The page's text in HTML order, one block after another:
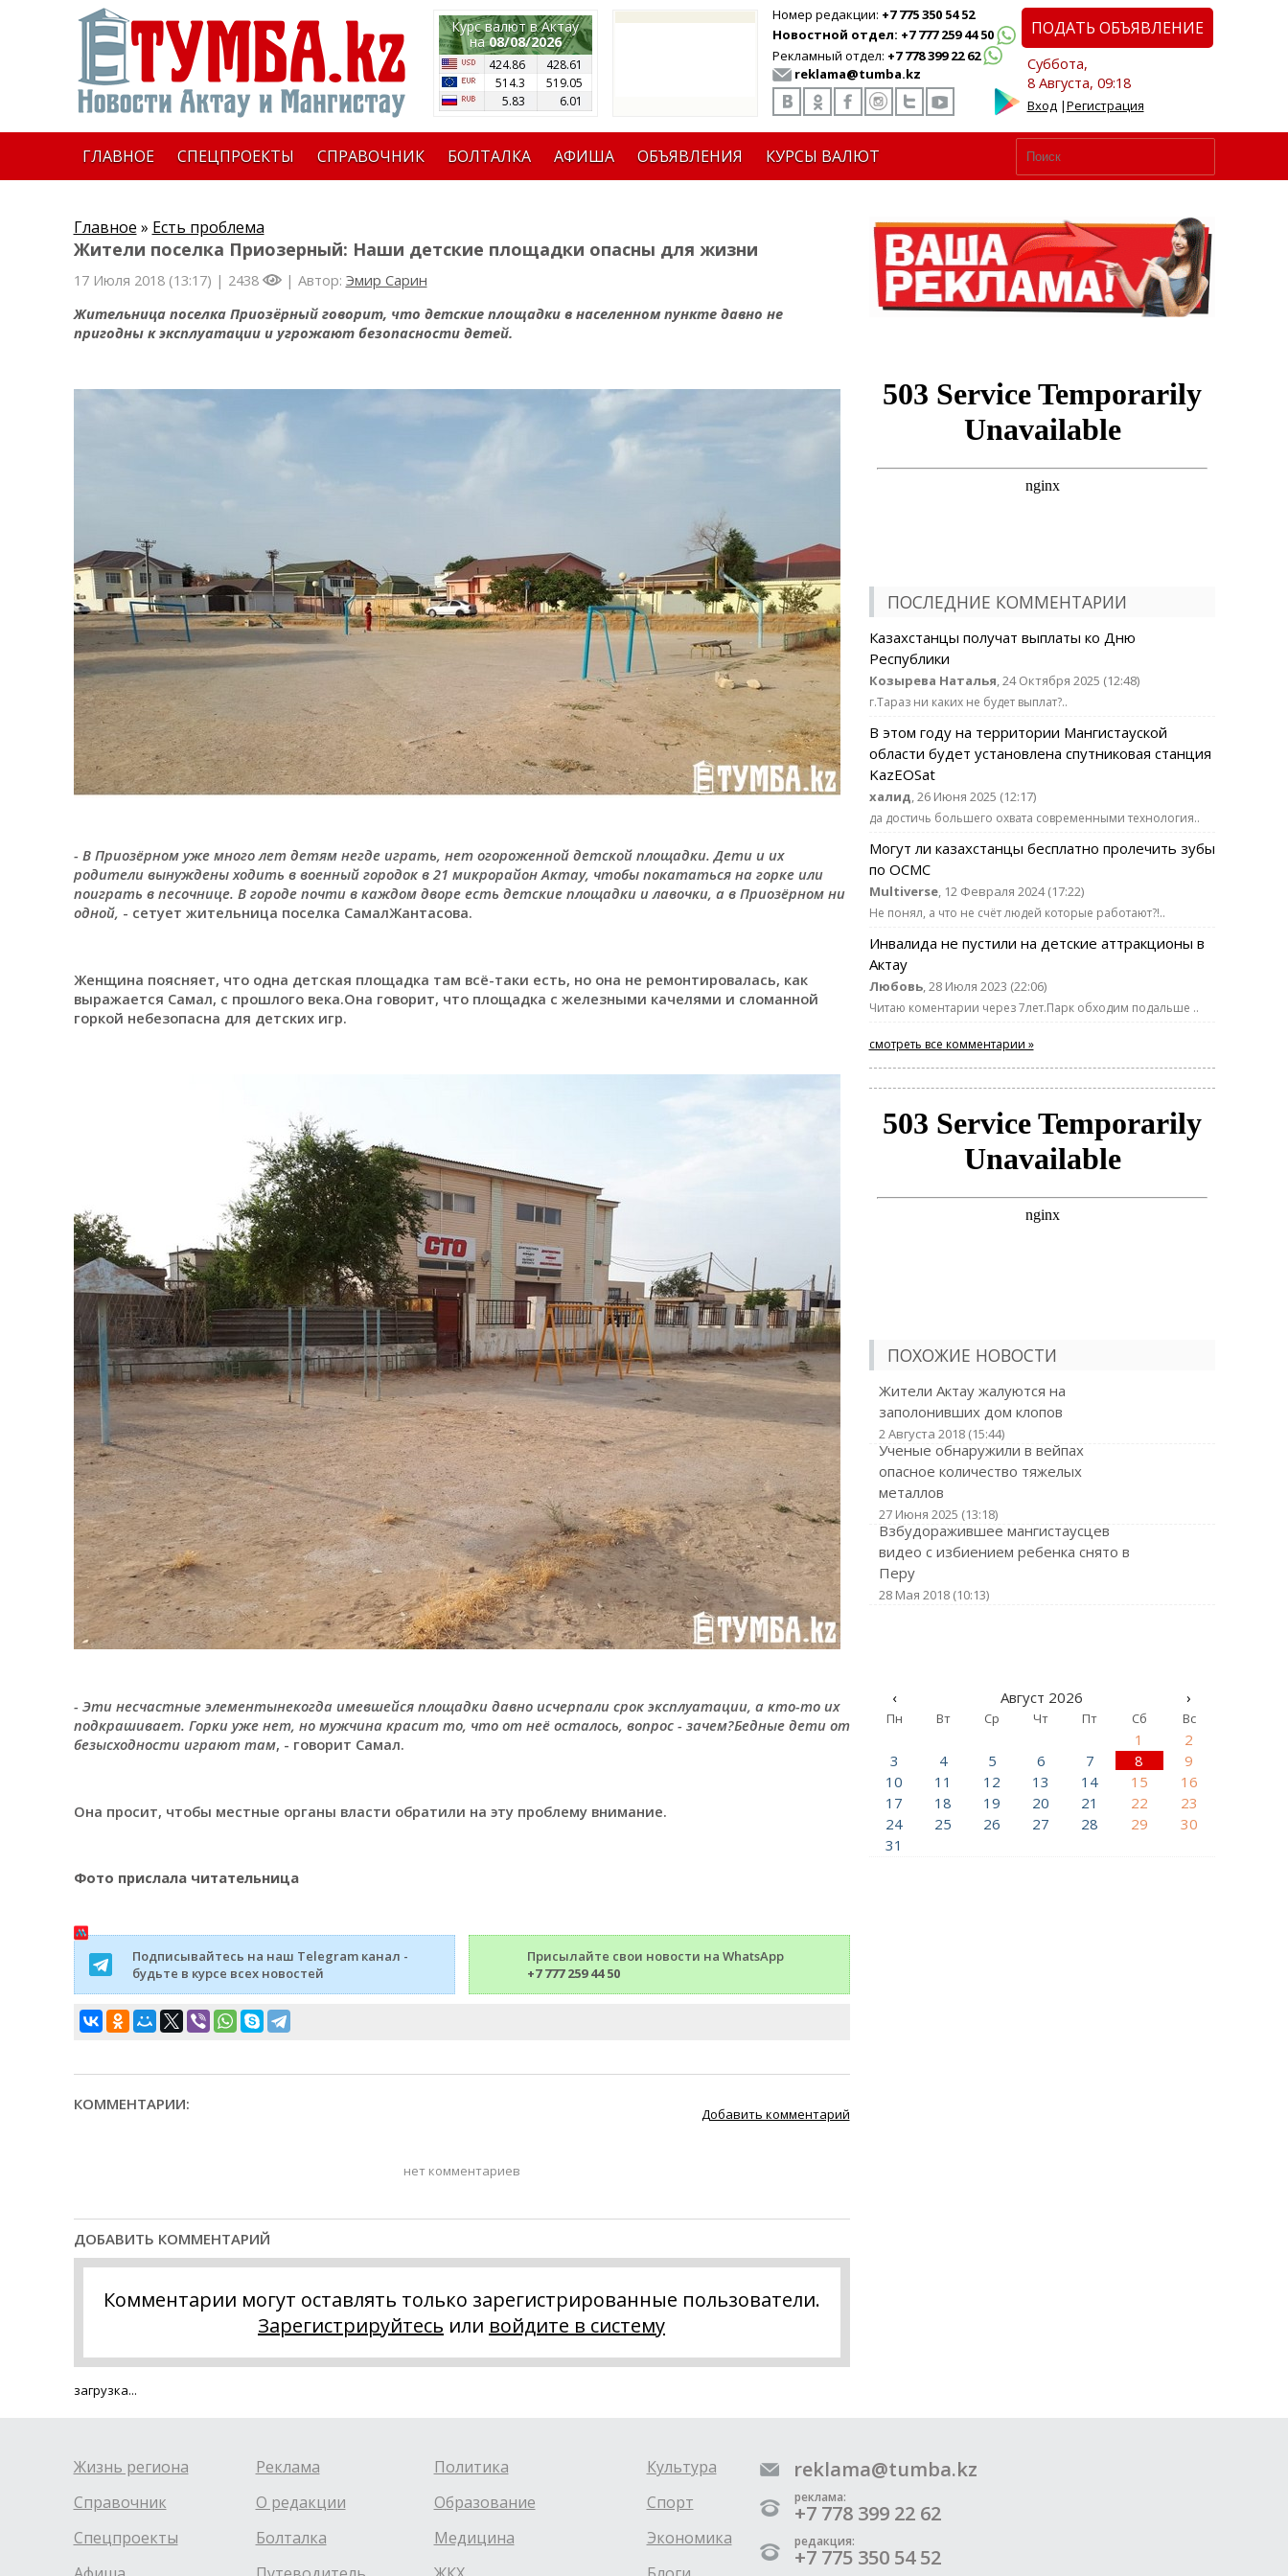
Курс валют в Актау
на08/08/2026
424.86
428.61
514.3
519.05
5.83
6.01
Номер редакции: +7 775 350 54 52
Новостной отдел: +7 777 259 44 50
Рекламный отдел: +7 778 399 22 62
reklama@tumba.kz
ПОДАТЬ ОБЪЯВЛЕНИЕ
Суббота,
8 Августа, 09:18
Вход|Регистрация
ГЛАВНОЕ СПЕЦПРОЕКТЫ СПРАВОЧНИК БОЛТАЛКА АФИША ОБЪЯВЛЕНИЯ КУРСЫ ВАЛЮТ
Главное » Есть проблема
Жители поселка Приозерный: Наши детские площадки опасны для жизни
17 Июля 2018 (13:17) | 2438 | Автор: Эмир Сарин
Жительница поселка Приозёрный говорит, что детские площадки в населенном пункте давно не
пригодны к эксплуатации и угрожают безопасности детей.
- В Приозёрном уже много лет детям негде играть, нет огороженной детской площадки. Дети и их
родители вынуждены ходить в военный городок в 21 микрорайон Актау, чтобы покататься на горке или
поиграть в песочнице. В городе почти в каждом дворе есть детские площадки и лавочки, а в Приозёрном ни
одной, - сетует жительница поселка СамалЖантасова.
Женщина поясняет, что одна детская площадка там всё-таки есть, но она не ремонтировалась, как
выражается Самал, с прошлого века.Она говорит, что площадка с железными качелями и сломанной
горкой небезопасна для детских игр.
- Эти несчастные элементынекогда имевшейся площадки давно исчерпали срок эксплуатации, а кто-то их
подкрашивает. Горки уже нет, но мужчина красит то, что от неё осталось, вопрос - зачем?Бедные дети от
безысходности играют там, - говорит Самал.
Она просит, чтобы местные органы власти обратили на эту проблему внимание.
Фото прислала читательница
Подписывайтесь на наш Telegram канал -
будьте в курсе всех новостей
Присылайте свои новости на WhatsApp
+7 777 259 44 50
КОММЕНТАРИИ:
Добавить комментарий
нет комментариев
ДОБАВИТЬ КОММЕНТАРИЙ
Комментарии могут оставлять только зарегистрированные пользователи.
Зарегистрируйтесь или войдите в систему
загрузка...
ПОСЛЕДНИЕ КОММЕНТАРИИ
Казахстанцы получат выплаты ко Дню
Республики
Козырева Наталья, 24 Октября 2025 (12:48)
г.Тараз ни каких не будет выплат?..
В этом году на территории Мангистауской
области будет установлена спутниковая станция
KazEOSat
халид, 26 Июня 2025 (12:17)
да достичь большего охвата современными технология..
Могут ли казахстанцы бесплатно пролечить зубы
по ОСМС
Multiverse, 12 Февраля 2024 (17:22)
Не понял, а что не счёт людей которые работают?!..
Инвалида не пустили на детские аттракционы в
Актау
Любовь, 28 Июля 2023 (22:06)
Читаю коментарии через 7лет.Парк обходим подальше ..
смотреть все комментарии »
ПОХОЖИЕ НОВОСТИ
Жители Актау жалуются на
заполонивших дом клопов
2 Августа 2018 (15:44)
Ученые обнаружили в вейпах
опасное количество тяжелых
металлов
27 Июня 2025 (13:18)
Взбудоражившее мангистаусцев
видео с избиением ребенка снято в
Перу
28 Мая 2018 (10:13)
‹ Август 2026 ›
Пн Вт Ср Чт Пт Сб Вс
1
2
3
4 5 6 7 8
9
10
11 12 13 14 15
16
17
18 19 20 21 22
23
24
25 26 27 28 29
30
31
Жизнь региона
Справочник
Спецпроекты
Реклама
О редакции
Болталка
Политика
Образование
Медицина
Культура
Спорт
Экономика
reklama@tumba.kz
реклама:
+7 778 399 22 62
редакция:
+7 775 350 54 52